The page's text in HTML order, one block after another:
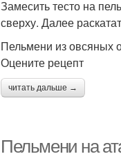
Замесить тесто на
сверху. Далее
Пельмени из овсяных
Оцените рецепт
читать дальше →
Пельмени на